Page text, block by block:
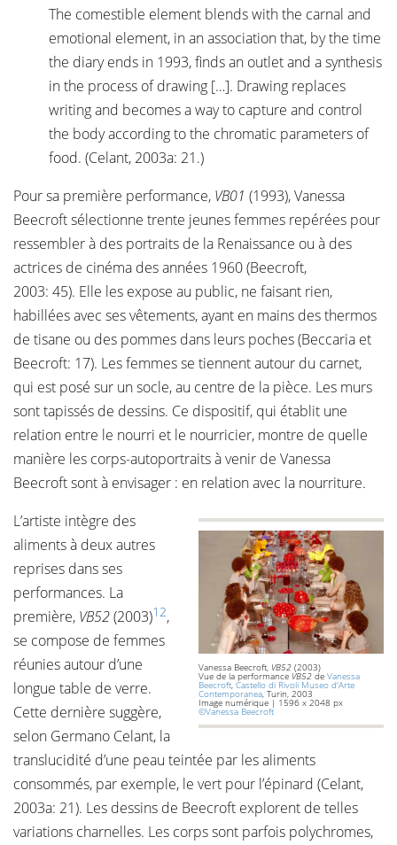
The comestible element blends with the carnal and
emotional element, in an association that, by the time
the diary ends in 1993, finds an outlet and a synthesis
in the process of drawing […]. Drawing replaces
writing and becomes a way to capture and control
the body according to the chromatic parameters of
food. (Celant, 2003a: 21.)
Pour sa première performance, VB01 (1993), Vanessa
Beecroft sélectionne trente jeunes femmes repérées pour
ressembler à des portraits de la Renaissance ou à des
actrices de cinéma des années 1960 (Beecroft,
2003: 45). Elle les expose au public, ne faisant rien,
habillées avec ses vêtements, ayant en mains des thermos
de tisane ou des pommes dans leurs poches (Beccaria et
Beecroft: 17). Les femmes se tiennent autour du carnet,
qui est posé sur un socle, au centre de la pièce. Les murs
sont tapissés de dessins. Ce dispositif, qui établit une
relation entre le nourri et le nourricier, montre de quelle
manière les corps-autoportraits à venir de Vanessa
Beecroft sont à envisager : en relation avec la nourriture.
Vanessa Beecroft, VB52 (2003)
Vue de la performance VB52 de Vanessa
Beecroft, Castello di Rivoli Museo d'Arte
Contemporanea, Turin, 2003
Image numérique | 1596 x 2048 px
©Vanessa Beecroft
L’artiste intègre des
aliments à deux autres
reprises dans ses
performances. La
première, VB52(2003)12,
se compose de femmes
réunies autour d’une
longue table de verre.
Cette dernière suggère,
selon Germano Celant, la
translucidité d’une peau teintée par les aliments
consommés, par exemple, le vert pour l’épinard (Celant,
2003a: 21). Les dessins de Beecroft explorent de telles
variations charnelles. Les corps sont parfois polychromes,